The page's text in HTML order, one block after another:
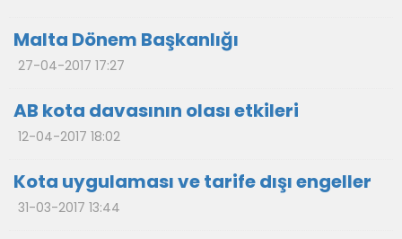
Malta Dönem Başkanlığı
27-04-2017 17:27
AB kota davasının olası etkileri
12-04-2017 18:02
Kota uygulaması ve tarife dışı engeller
31-03-2017 13:44